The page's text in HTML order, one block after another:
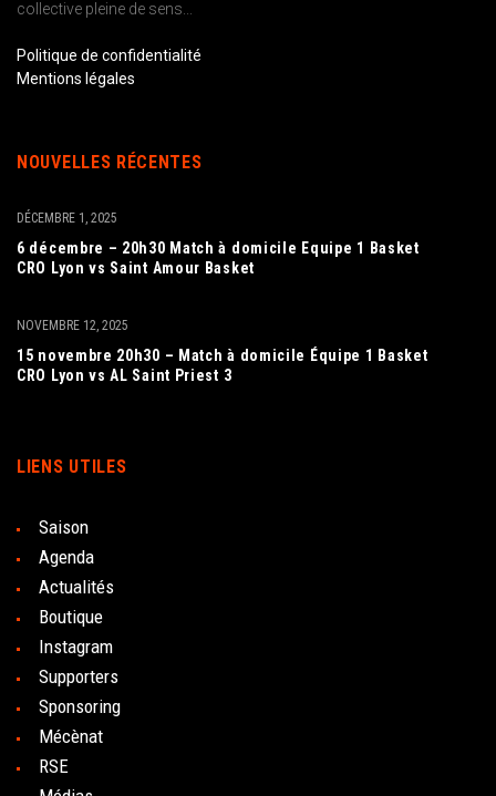
collective pleine de sens...
Politique de confidentialité
Mentions légales
NOUVELLES RÉCENTES
6 décembre – 20h30 Match à domicile Equipe 1 Basket
CRO Lyon vs Saint Amour Basket
DÉCEMBRE 1, 2025
15 novembre 20h30 – Match à domicile Équipe 1 Basket
CRO Lyon vs AL Saint Priest 3
NOVEMBRE 12, 2025
LIENS UTILES
Saison
Agenda
Actualités
Boutique
Instagram
Supporters
Sponsoring
Mécènat
RSE